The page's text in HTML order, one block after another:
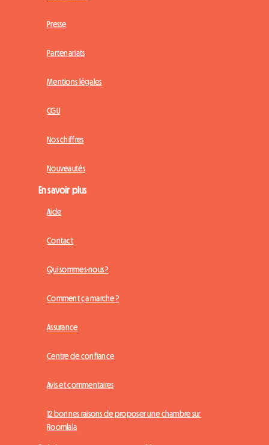
Presse
Partenariats
Mentions légales
CGU
Nos chiffres
Nouveautés
En savoir plus
Aide
Contact
Qui sommes-nous ?
Comment ça marche ?
Assurance
Centre de confiance
Avis et commentaires
12 bonnes raisons de proposer une chambre sur
Roomlala